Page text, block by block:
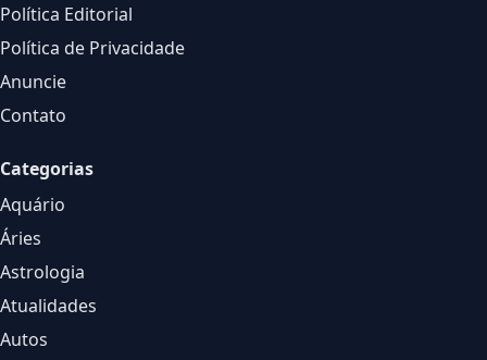
Política Editorial
Política de Privacidade
Anuncie
Contato
Categorias
Aquário
Áries
Astrologia
Atualidades
Autos